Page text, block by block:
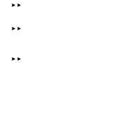
►►
►►
►►